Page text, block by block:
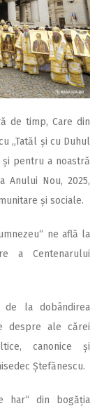
de timp, Care din
„Tatăl și cu Duhul
și pentru a noastră
Anului Nou, 2025,
și so­ciale.
ne află la
a Centenarului
de la dobândirea
despre ale cărei
canonice și
Ștefănescu.
har“ din bogăția